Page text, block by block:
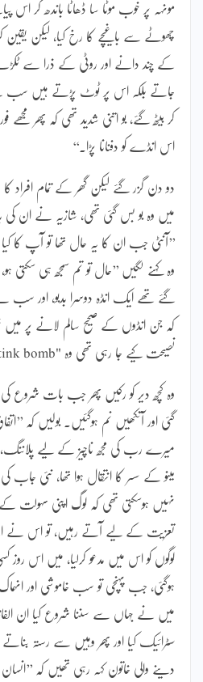
مونہہ پر خوب موٹا سا ڈھاٹا باندھ کر اس
چھوٹے سے باغیچے کا رخ کیا، لیکن یقین
کے چند دانے اور روٹی کے ذرا سے
جاتے بلکہ اس پر ٹوٹ پڑتے ہیں
کر بیٹھ گئے، بو اتنی شدید تھی کہ پھر مجھے
اس انڈے کو دفنانا پڑا۔‘‘
دو دن گزر گئے لیکن گھر کے تمام افراد
میں وہ بو بس گئی تھی، شازیہ نے ان کی
’’آنٹی جب ان کا یہ حال تھا تو آپ کا کیا
وہ کہنے لگیں ’’حال تو تم سمجھ ہی سکتی
گئے تھے ایک انڈہ دوسرا بدبو، اور سب
کہ جن انڈوں کے صحیح سالم لانے پر میں
نصیحت کیے جا رہی تھی وہ "stink bomb” ثابت ہوا۔‘‘
وہ کچھ دیر کو رکیں پھر جب بات شروع کی
گئی اور آنکھیں نم ہوگئیں۔ بولیں کہ
میرے رب کی مجھ ناچیز کے لیے
مینو کے سسر کا انتقال ہوا تھا، نئی
نہیں ہوسکتی تھی کہ لوگ اپنی سہولت
تعزیت کے لیے آتے رہیں، تو اس نے
لوگوں کو اس میں مدعو کرلیا، میں اس
ہوگئی، جب پہنچی تو سب خاموشی اور
میں نے جہاں سے سننا شروع کیا ان
سٹرائیک کیا اور پھر وہیں سے رستہ
دینے والی خاتون کہہ رہی تھیں کہ